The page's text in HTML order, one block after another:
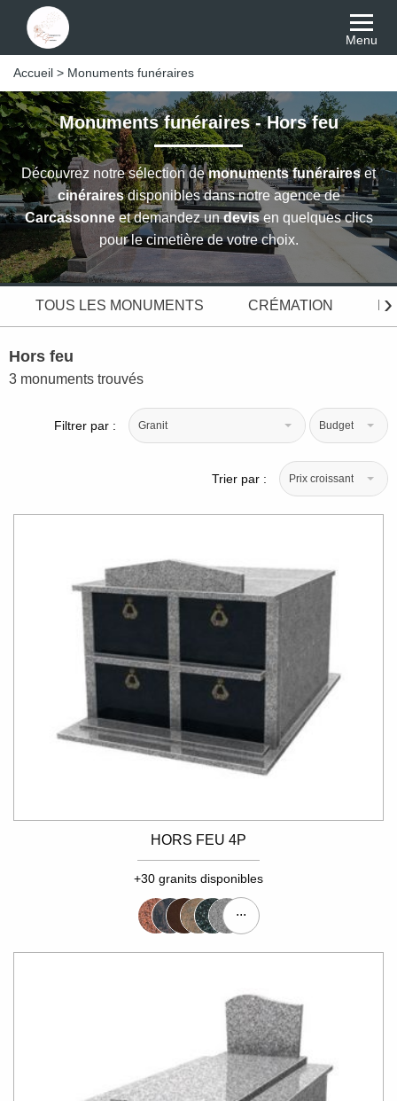
Menu
Accueil > Monuments funéraires
Monuments funéraires - Hors feu
Découvrez notre sélection demonuments funéraireset
cinérairesdisponibles dans notre agence de
Carcassonneet demandez undevisen quelques clics
pour le cimetière de votre choix.
TOUS LES MONUMENTS CRÉMATION ›
Hors feu
3 monuments trouvés
Filtrer par : Granit Budget
Trier par : Prix croissant
HORS FEU 4P
+30 granits disponibles
...